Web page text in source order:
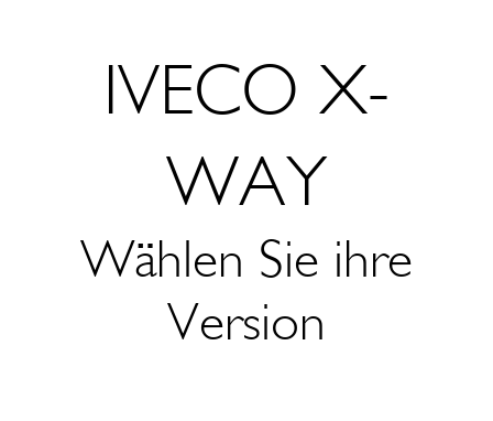
IVECO X-
WAY
Wählen Sie ihre
Version